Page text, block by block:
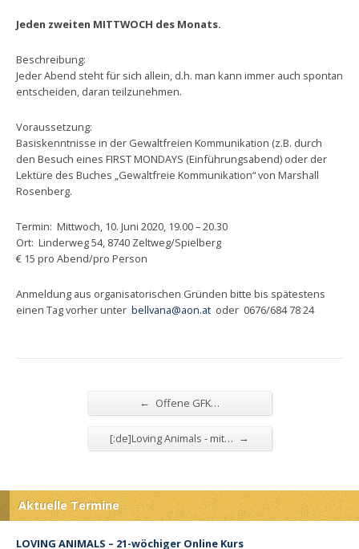
Jeden zweiten MITTWOCH des Monats.
Beschreibung:
Jeder Abend steht für sich allein, d.h. man kann immer auch spontan
entscheiden, daran teilzunehmen.
Voraussetzung:
Basiskenntnisse in der Gewaltfreien Kommunikation (z.B. durch
den Besuch eines FIRST MONDAYS (Einführungsabend) oder der
Lektüre des Buches „Gewaltfreie Kommunikation“ von Marshall
Rosenberg.
Termin: Mittwoch, 10. Juni 2020, 19.00 – 20.30
Ort: Linderweg 54, 8740 Zeltweg/Spielberg
€ 15 pro Abend/pro Person
Anmeldung aus organisatorischen Gründen bitte bis spätestens
einen Tag vorher unter bellvana@aon.at oder 0676/684 78 24
← Offene GFK…
[:de]Loving Animals - mit… →
Aktuelle Termine
LOVING ANIMALS – 21-wöchiger Online Kurs